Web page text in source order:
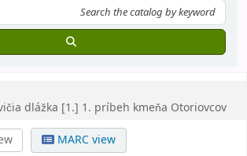
dlážka [1.] 1. príbeh kmeňa Otoriovcov
MARC view